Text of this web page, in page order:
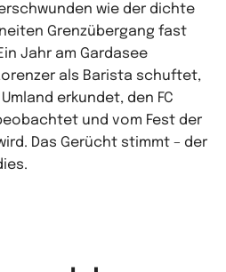
wie der dichte
Grenzübergang fast
Jahr am Gardasee
als Barista schuftet,
erkundet, den FC
und vom Fest der
Das Gerücht stimmt – der